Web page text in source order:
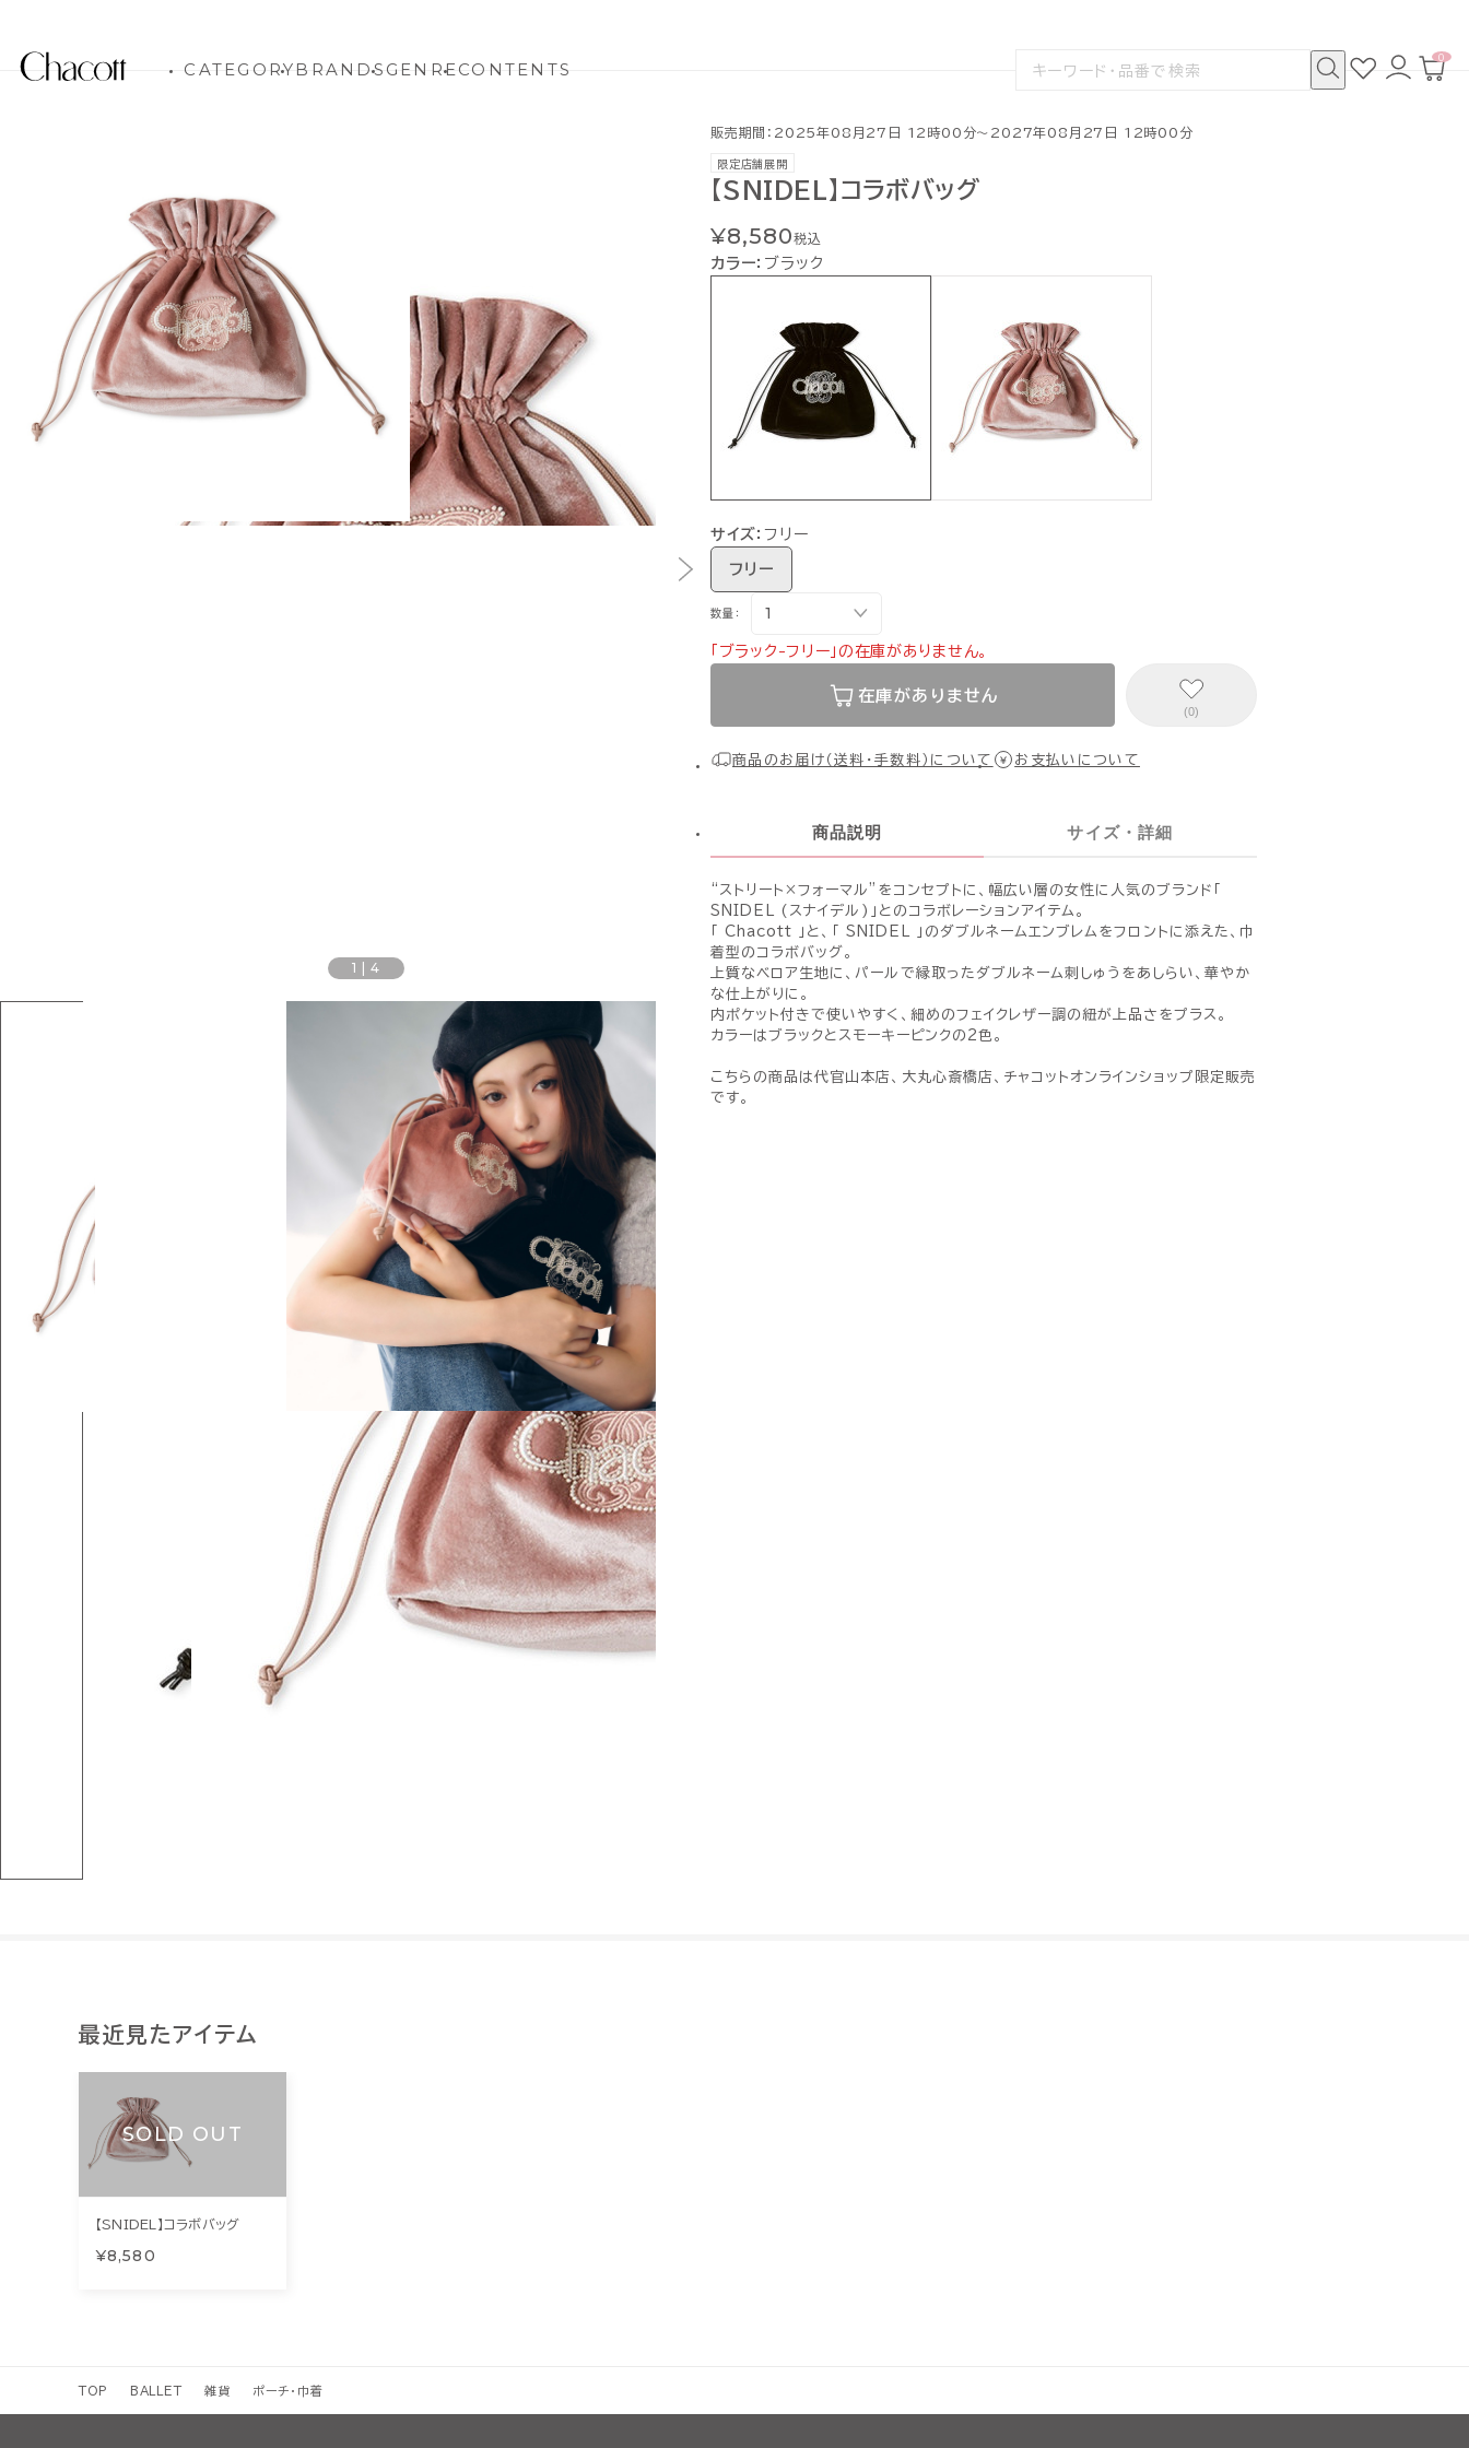
CATEGORYBRANDSGENRECONTENTS
検
お
気
ロ
グ
カ
0
1 4
販売期間：2025年08月27日 12時00分～2027年08月27日 12時00分
限定店舗展開
【SNIDEL】コラボバッグ
¥8,580税込
カラー： ブラック
サイズ：フリー
フリー
数量：
「ブラック-フリー」の在庫がありません。
在庫がありません
(0)
商品のお届け（送料・手数料）について お支払いについて
商品説明 サイズ・詳細
“ストリート×フォーマル”をコンセプトに、幅広い層の女性に人気のブランド「
SNIDEL (スナイデル)」とのコラボレーションアイテム。
「 Chacott 」と、「 SNIDEL 」のダブルネームエンブレムをフロントに添えた、巾
着型のコラボバッグ。
上質なベロア生地に、パールで縁取ったダブルネーム刺しゅうをあしらい、華やか
な仕上がりに。
内ポケット付きで使いやすく、細めのフェイクレザー調の紐が上品さをプラス。
カラーはブラックとスモーキーピンクの2色。
こちらの商品は代官山本店、大丸心斎橋店、チャコットオンラインショップ限定販売
です。
最近見たアイテム
SOLD OUT
【SNIDEL】コラボバッグ
¥8,580
TOP BALLET 雑貨 ポーチ・巾着